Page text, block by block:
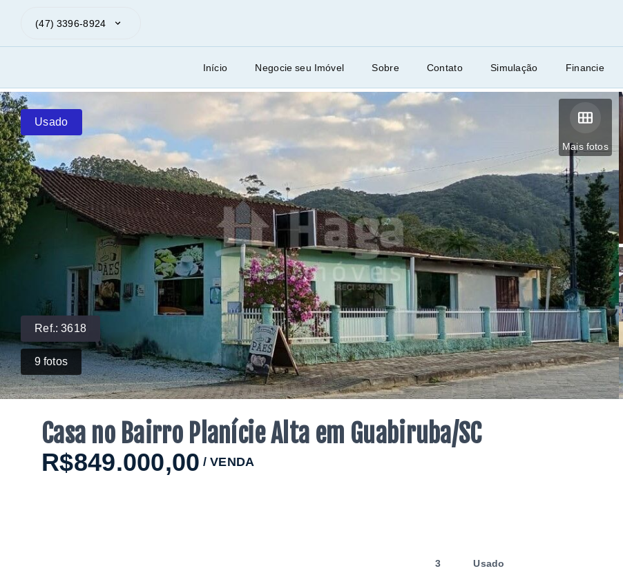
(47) 3396-8924
Início Negocie seu Imóvel Sobre Contato Simulação Financie
Ref.:3618
9 fotos
Mais fotos
Usado
Casa no Bairro Planície Alta em Guabiruba/SC
R$849.000,00 /VENDA
3 Usado